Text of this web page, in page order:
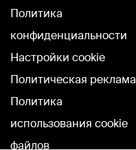
Политика
конфиденциальности
Настройки cookie
Политическая реклама
Политика
использования cookie
файлов